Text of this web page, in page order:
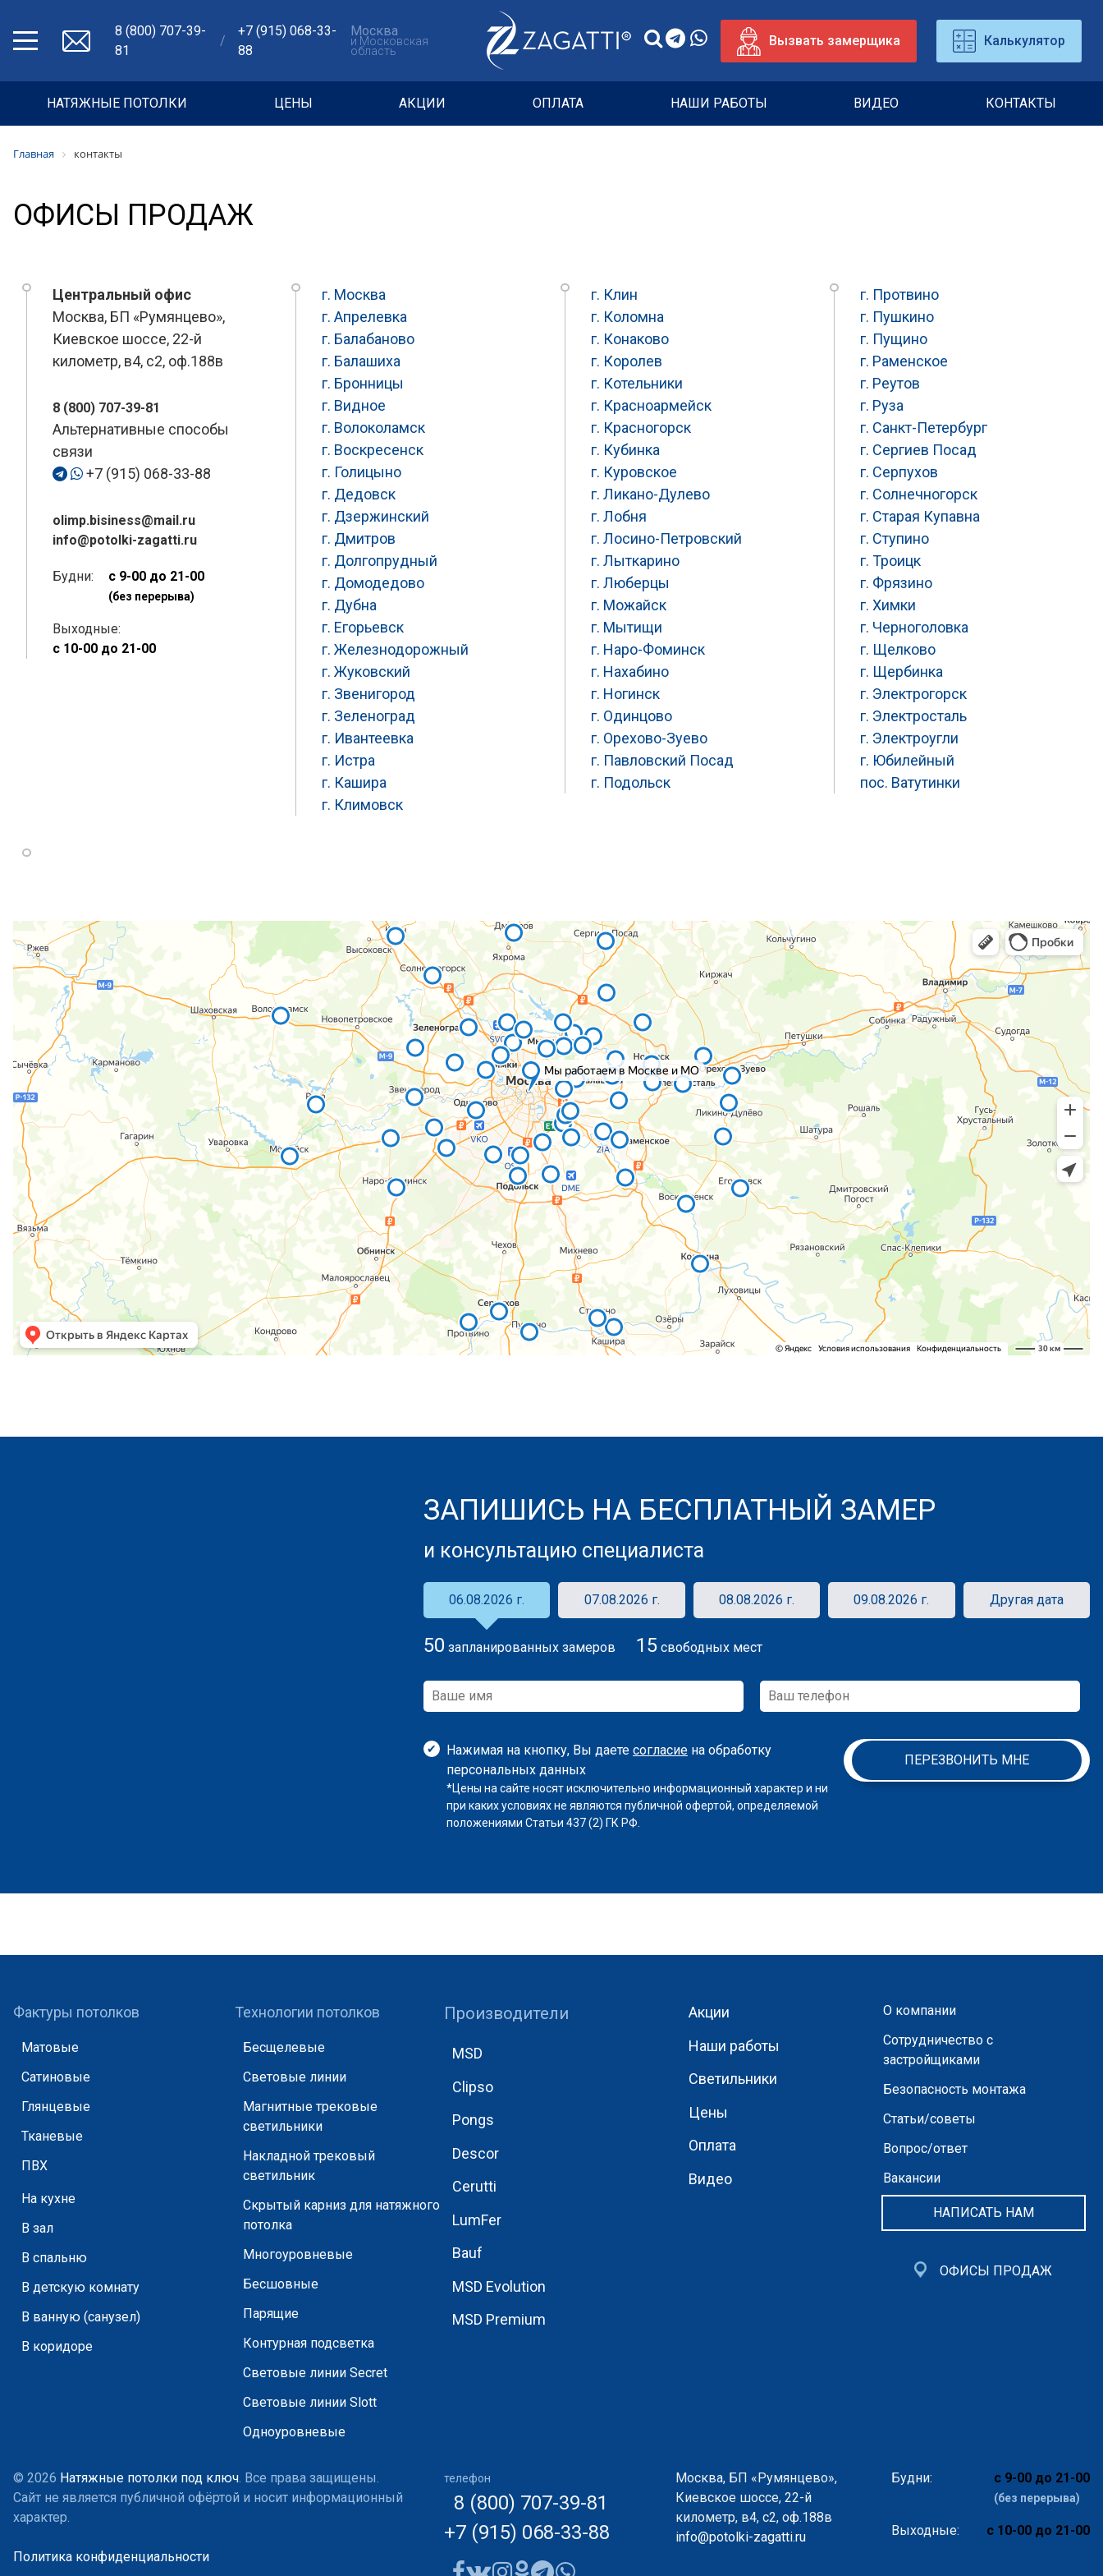
8 (800) 707-39-
81
/
+7 (915) 068-33-
88
Москва
и Московская
область
Вызвать замерщика Калькулятор
НАТЯЖНЫЕ ПОТОЛКИ ЦЕНЫ АКЦИИ ОПЛАТА НАШИ РАБОТЫ ВИДЕО КОНТАКТЫ
Главная контакты
ОФИСЫ ПРОДАЖ
Центральный офис
Москва, БП «Румянцево»,
Киевское шоссе, 22-й
километр, в4, с2, оф.188в
8 (800) 707-39-81
Альтернативные способы
связи
+7 (915) 068-33-88
olimp.bisiness@mail.ru
info@potolki-zagatti.ru
Будни: с 9-00 до 21-00
(без перерыва)
Выходные:
с 10-00 до 21-00
г. Москва
г. Апрелевка
г. Балабаново
г. Балашиха
г. Бронницы
г. Видное
г. Волоколамск
г. Воскресенск
г. Голицыно
г. Дедовск
г. Дзержинский
г. Дмитров
г. Долгопрудный
г. Домодедово
г. Дубна
г. Егорьевск
г. Железнодорожный
г. Жуковский
г. Звенигород
г. Зеленоград
г. Ивантеевка
г. Истра
г. Кашира
г. Климовск
г. Клин
г. Коломна
г. Конаково
г. Королев
г. Котельники
г. Красноармейск
г. Красногорск
г. Кубинка
г. Куровское
г. Ликано-Дулево
г. Лобня
г. Лосино-Петровский
г. Лыткарино
г. Люберцы
г. Можайск
г. Мытищи
г. Наро-Фоминск
г. Нахабино
г. Ногинск
г. Одинцово
г. Орехово-Зуево
г. Павловский Посад
г. Подольск
г. Протвино
г. Пушкино
г. Пущино
г. Раменское
г. Реутов
г. Руза
г. Санкт-Петербург
г. Сергиев Посад
г. Серпухов
г. Солнечногорск
г. Старая Купавна
г. Ступино
г. Троицк
г. Фрязино
г. Химки
г. Черноголовка
г. Щелково
г. Щербинка
г. Электрогорск
г. Электросталь
г. Электроугли
г. Юбилейный
пос. Ватутинки
ЗАПИШИСЬ НА БЕСПЛАТНЫЙ ЗАМЕР
и консультацию специалиста
06.08.2026 г. 07.08.2026 г. 08.08.2026 г. 09.08.2026 г. Другая дата
50 запланированных замеров 15 свободных мест
Нажимая на кнопку, Вы даете согласие на обработку
персональных данных
*Цены на сайте носят исключительно информационный характер и ни
при каких условиях не являются публичной офертой, определяемой
положениями Статьи 437 (2) ГК РФ.
ПЕРЕЗВОНИТЬ МНЕ
Фактуры потолков
Матовые
Сатиновые
Глянцевые
Тканевые
ПВХ
На кухне
В зал
В спальню
В детскую комнату
В ванную (санузел)
В коридоре
Технологии потолков
Бесщелевые
Световые линии
Магнитные трековые
светильники
Накладной трековый
светильник
Скрытый карниз для натяжного
потолка
Многоуровневые
Бесшовные
Парящие
Контурная подсветка
Световые линии Secret
Световые линии Slott
Одноуровневые
Производители
MSD
Clipso
Pongs
Descor
Cerutti
LumFer
Bauf
MSD Evolution
MSD Premium
Акции
Наши работы
Светильники
Цены
Оплата
Видео
О компании
Сотрудничество с
застройщиками
Безопасность монтажа
Статьи/советы
Вопрос/ответ
Вакансии
НАПИСАТЬ НАМ
ОФИСЫ ПРОДАЖ
© 2026 Натяжные потолки под ключ. Все права защищены.
Сайт не является публичной офёртой и носит информационный
характер.
Политика конфиденциальности
телефон
8 (800) 707-39-81
+7 (915) 068-33-88
Москва, БП «Румянцево»,
Киевское шоссе, 22-й
километр, в4, с2, оф.188в
info@potolki-zagatti.ru
Будни: с 9-00 до 21-00
(без перерыва)
Выходные: с 10-00 до 21-00